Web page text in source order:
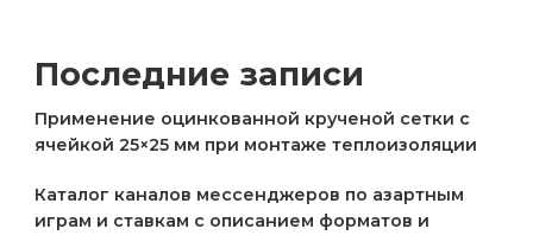
Последние записи
Применение оцинкованной крученой сетки с
ячейкой 25×25 мм при монтаже теплоизоляции
Каталог каналов мессенджеров по азартным
играм и ставкам с описанием форматов и